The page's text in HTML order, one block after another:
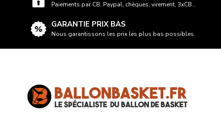
Paiements par CB, Paypal, chèques, virement, 3xCB...
GARANTIE PRIX BAS
Nous garantissons les prix les plus bas possibles